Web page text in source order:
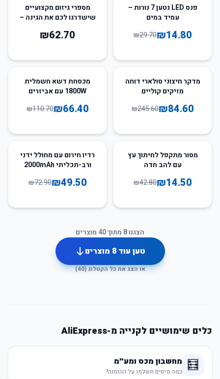
50
פנס LED נטען 7 נורות –
עמיד במים
₪14.80
₪29.70
מספרי גיזום מקצועיים
שישדרגו לכם את הגינה –
חובב!₪62.70
66%מדקר חיצוני סולארי דוחה
מזיקים קוליים
₪84.60
₪245.60
40
מכסחת דשא חשמלית
1800W עם אביזרים
₪66.40
₪110.70
66
מסור מתקפל לחיתוך עץ
עם להב חדה
₪14.50
₪42.80
32
רדיו חירום עם מחולל ידני
ורב-תכליתי 2000mAh
₪49.50
₪72.90
הצגנו8 מתוך40 מוצרים
טען עוד8 מוצרים
או הצג את כל הקטלוג (40
)
כלים שימושיים לקנייה מ-AliExpress
🧮 מחשבון מכס ומע״מ
כמה מיסים תשלמו על ההזמנה?